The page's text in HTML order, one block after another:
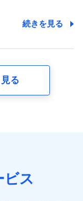
報などが含まれ
車のメーカーや
数などの情報、
約者及び被保険
契約者と被保険
続きを見る
る
ビス